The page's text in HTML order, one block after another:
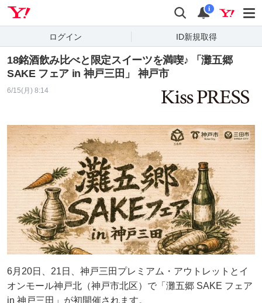
検索 通知
i
ログイン ID新規取得
18銘酒飲み比べと限定スイーツを満喫♪ 「灘五郷
SAKE フェア in 神戸三田」 神戸市
6/15(月) 8:14
6月20日、21日、神戸三田プレミアム・アウトレットとイ
オンモール神戸北（神戸市北区）で「灘五郷 SAKE フェア
in 神戸三田」が初開催されます。